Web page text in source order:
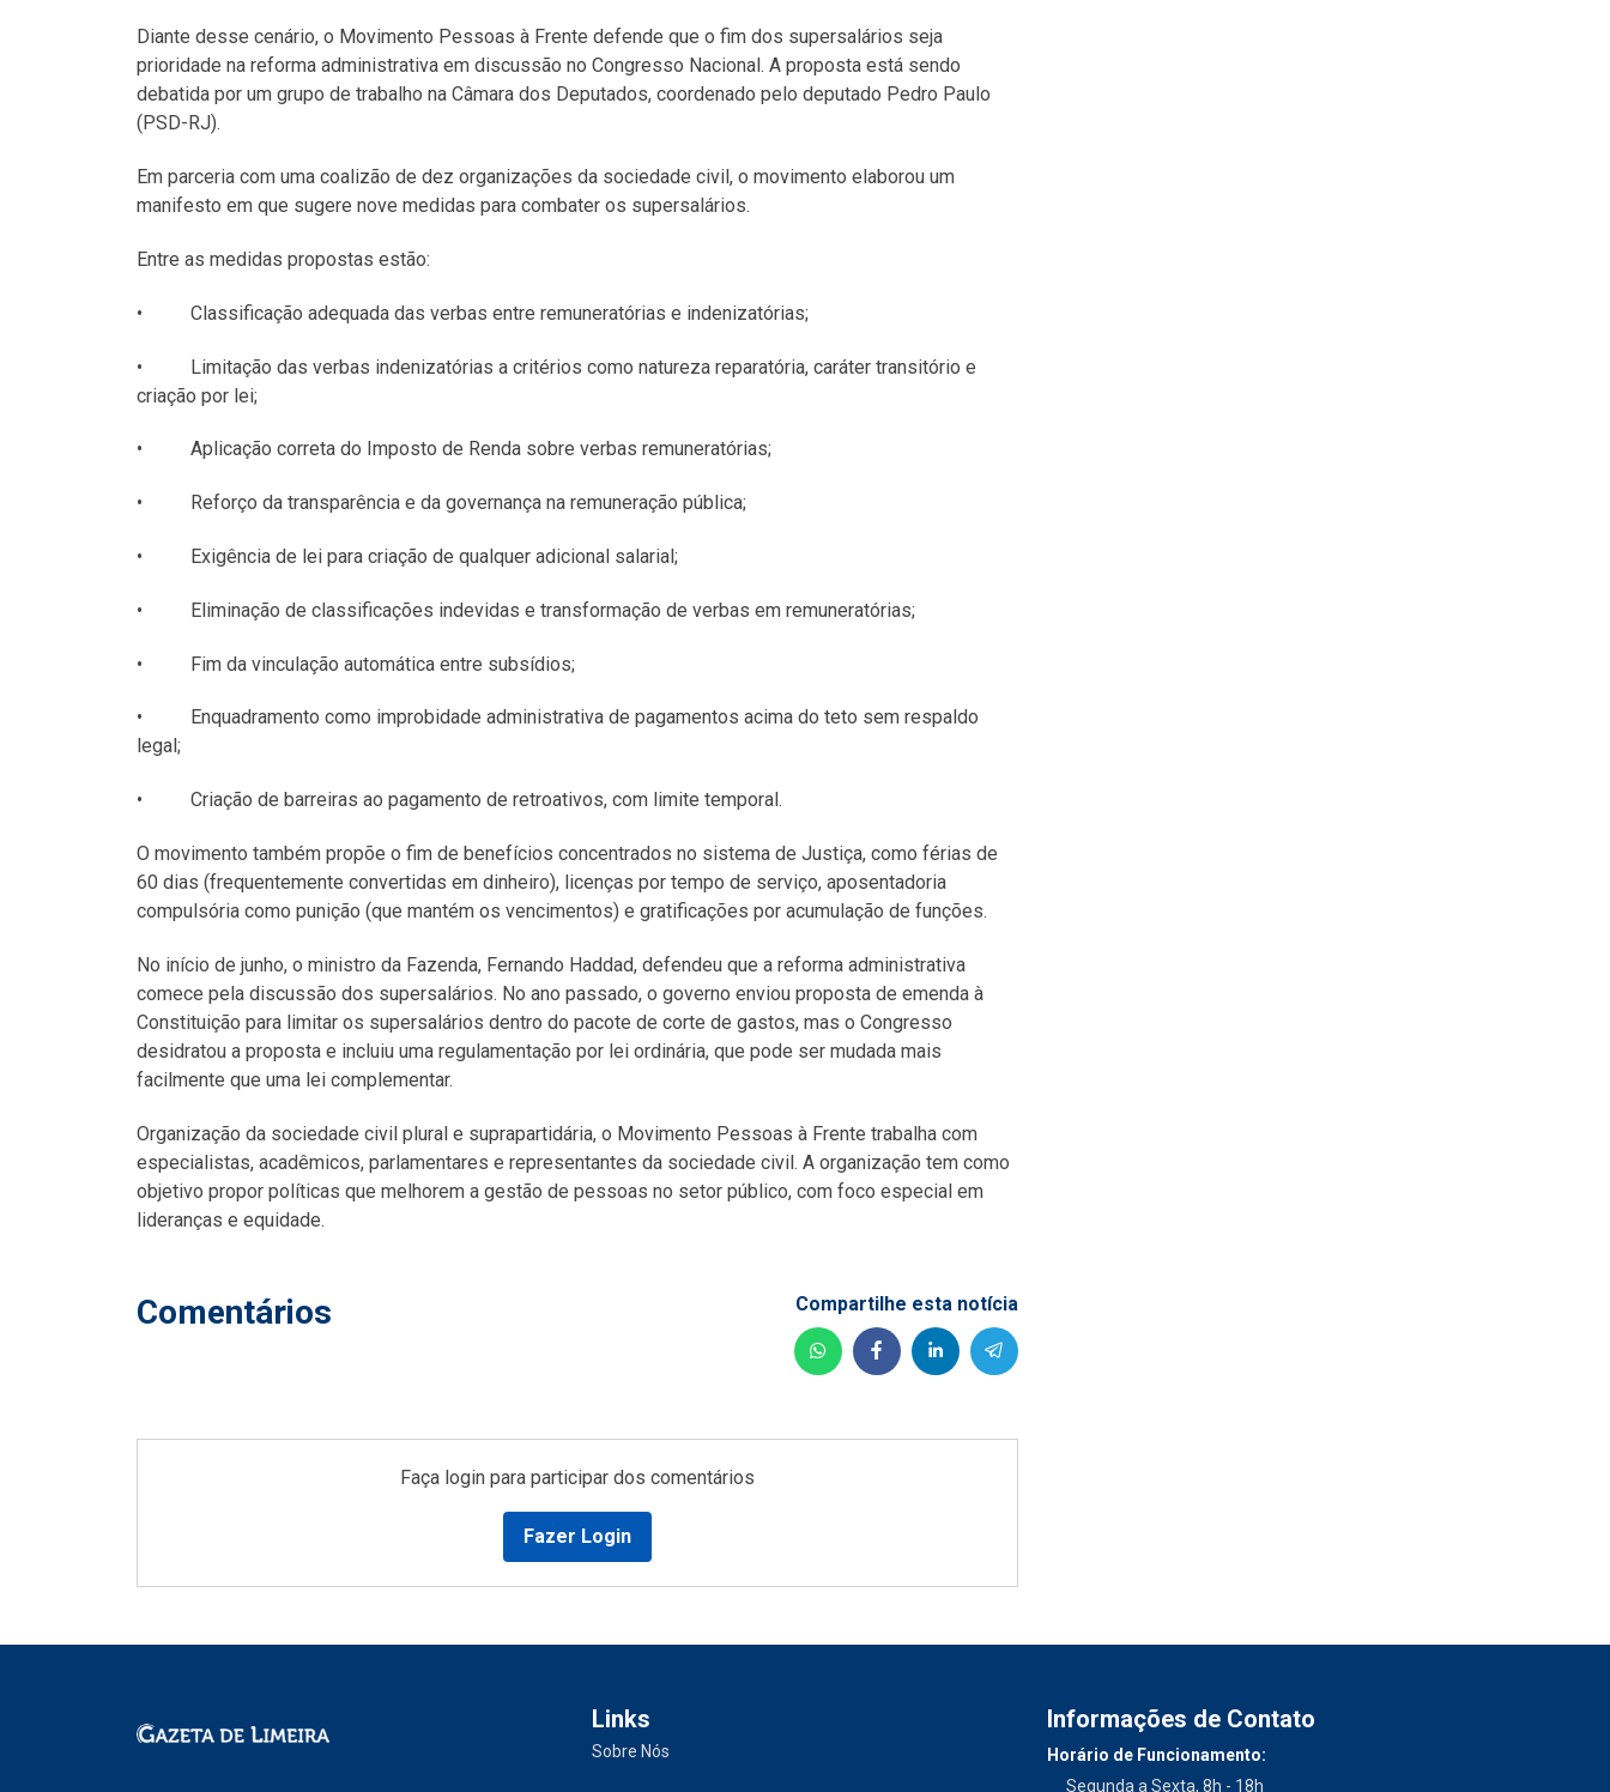
Diante desse cenário, o Movimento Pessoas à Frente defende que o fim dos supersalários seja
prioridade na reforma administrativa em discussão no Congresso Nacional. A proposta está sendo
debatida por um grupo de trabalho na Câmara dos Deputados, coordenado pelo deputado Pedro Paulo
(PSD-RJ).
Em parceria com uma coalizão de dez organizações da sociedade civil, o movimento elaborou um
manifesto em que sugere nove medidas para combater os supersalários.
Entre as medidas propostas estão:
• Classificação adequada das verbas entre remuneratórias e indenizatórias;
• Limitação das verbas indenizatórias a critérios como natureza reparatória, caráter transitório e
criação por lei;
• Aplicação correta do Imposto de Renda sobre verbas remuneratórias;
• Reforço da transparência e da governança na remuneração pública;
• Exigência de lei para criação de qualquer adicional salarial;
• Eliminação de classificações indevidas e transformação de verbas em remuneratórias;
• Fim da vinculação automática entre subsídios;
• Enquadramento como improbidade administrativa de pagamentos acima do teto sem respaldo
legal;
• Criação de barreiras ao pagamento de retroativos, com limite temporal.
O movimento também propõe o fim de benefícios concentrados no sistema de Justiça, como férias de
60 dias (frequentemente convertidas em dinheiro), licenças por tempo de serviço, aposentadoria
compulsória como punição (que mantém os vencimentos) e gratificações por acumulação de funções.
No início de junho, o ministro da Fazenda, Fernando Haddad, defendeu que a reforma administrativa
comece pela discussão dos supersalários. No ano passado, o governo enviou proposta de emenda à
Constituição para limitar os supersalários dentro do pacote de corte de gastos, mas o Congresso
desidratou a proposta e incluiu uma regulamentação por lei ordinária, que pode ser mudada mais
facilmente que uma lei complementar.
Organização da sociedade civil plural e suprapartidária, o Movimento Pessoas à Frente trabalha com
especialistas, acadêmicos, parlamentares e representantes da sociedade civil. A organização tem como
objetivo propor políticas que melhorem a gestão de pessoas no setor público, com foco especial em
lideranças e equidade.
Comentários Compartilhe esta notícia
Faça login para participar dos comentários
Fazer Login
Links
Sobre Nós
Informações de Contato
Horário de Funcionamento:
Segunda a Sexta, 8h - 18h